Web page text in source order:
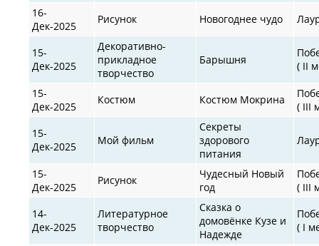
16-
Дек-2025
Рисунок Новогоднее чудо
15-
Дек-2025
Декоративно-
прикладное
творчество
Барышня
( II
15-
Дек-2025
Костюм Костюм Мокрина
( III
15-
Дек-2025
Мой фильм
Секреты
здорового
питания
15-
Дек-2025
Рисунок
Чудесный Новый
год
( III
14-
Дек-2025
Литературное
творчество
Сказка о
домовёнке Кузе и
Надежде
( I